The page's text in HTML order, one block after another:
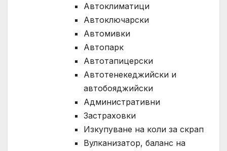
Автоклиматици
Автоключарски
Автомивки
Автопарк
Автотапицерски
Автотенекеджийски и
автобояджийски
Административни
Застраховки
Изкупуване на коли за скрап
Вулканизатор, баланс на